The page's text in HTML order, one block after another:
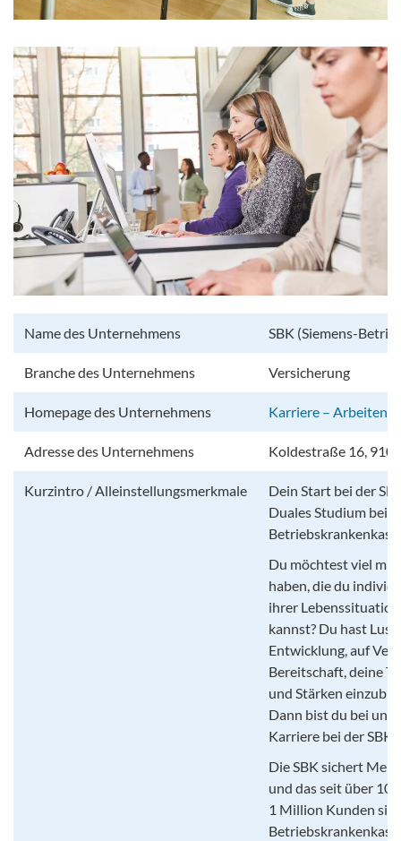
Name des Unternehmens SBK (Siemens-
Branche des Unternehmens Versicherung
Homepage des Unternehmens Karriere – Arbeiten
Adresse des Unternehmens Koldestraße 16,
Kurzintro / Alleinstellungsmerkmale
Dein Start bei der
Duales Studium bei
Du möchtest viel mit
haben, die du
ihrer
kannst? Du hast
Entwicklung, auf
Bereitschaft, deine
und Stärken
Dann bist du bei uns
Karriere bei der SBK!
Die SBK sichert
und das seit über
1 Million Kunden